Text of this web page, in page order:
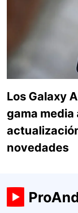
Los Galaxy
gama
novedades